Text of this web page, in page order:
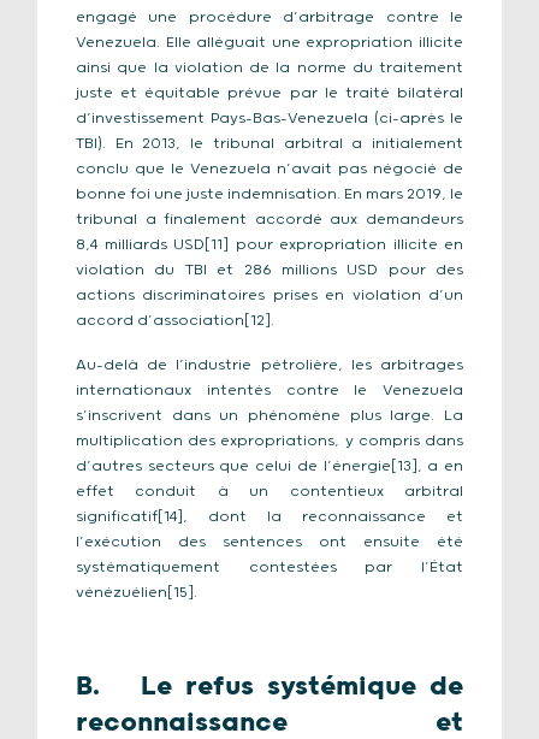
engagé une procédure d’arbitrage contre le
Venezuela. Elle alléguait une expropriation illicite
ainsi que la violation de la norme du traitement
juste et équitable prévue par le traité bilatéral
d’investissement Pays-Bas-Venezuela (ci-après le
TBI). En 2013, le tribunal arbitral a initialement
conclu que le Venezuela n’avait pas négocié de
bonne foi une juste indemnisation. En mars 2019, le
tribunal a finalement accordé aux demandeurs
8,4 milliards USD[11] pour expropriation illicite en
violation du TBI et 286 millions USD pour des
actions discriminatoires prises en violation d’un
accord d’association[12].
Au-delà de l’industrie pétrolière, les arbitrages
internationaux intentés contre le Venezuela
s’inscrivent dans un phénomène plus large. La
multiplication des expropriations, y compris dans
d’autres secteurs que celui de l’énergie[13], a en
effet conduit à un contentieux arbitral
significatif[14], dont la reconnaissance et
l’exécution des sentences ont ensuite été
systématiquement contestées par l’État
vénézuélien[15].
B. Le refus systémique de
reconnaissance et